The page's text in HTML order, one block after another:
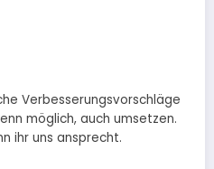
Verbesserungsvorschläge
möglich, auch umsetzen.
ihr uns ansprecht.